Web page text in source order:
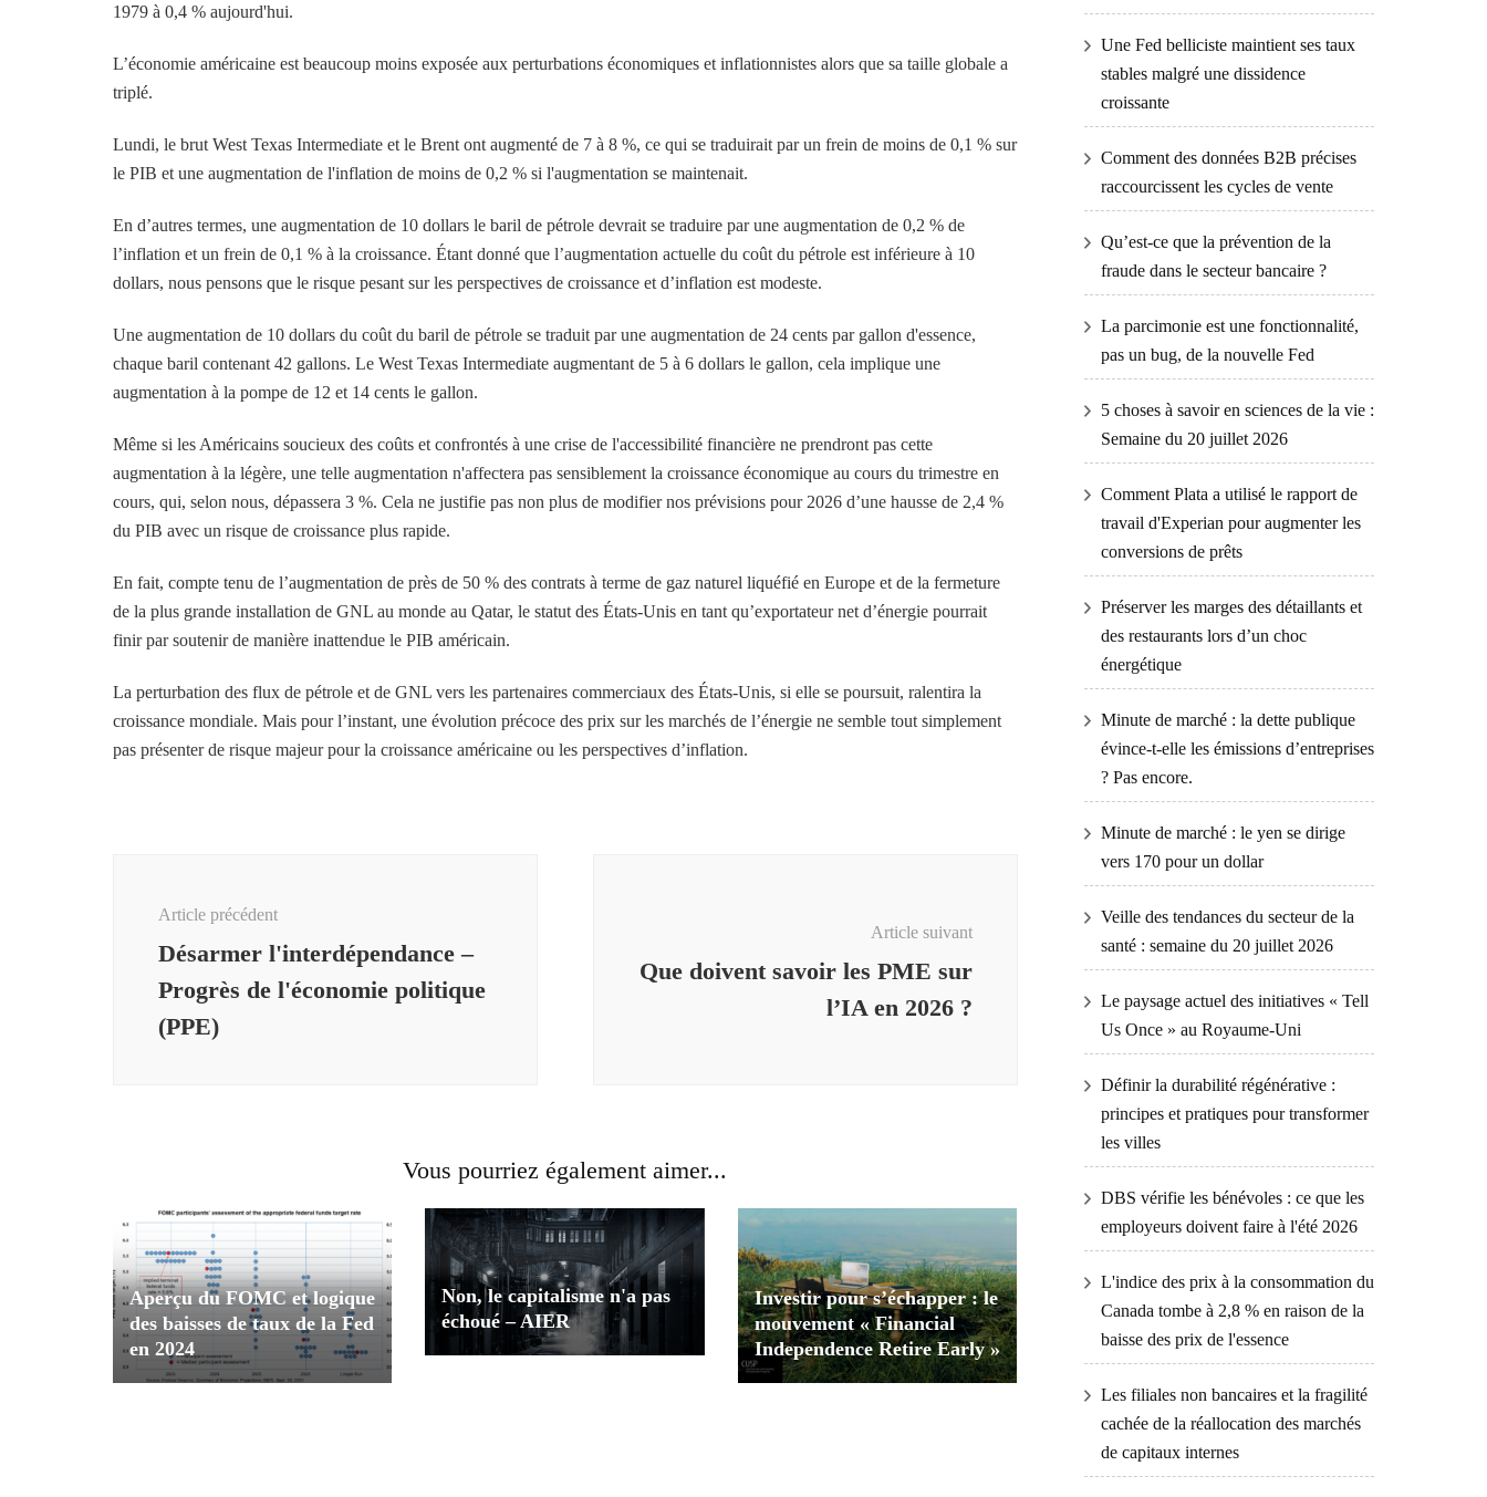
1979 à 0,4 % aujourd'hui.
L’économie américaine est beaucoup moins exposée aux perturbations économiques et inflationnistes alors que sa taille globale a
triplé.
Lundi, le brut West Texas Intermediate et le Brent ont augmenté de 7 à 8 %, ce qui se traduirait par un frein de moins de 0,1 % sur
le PIB et une augmentation de l'inflation de moins de 0,2 % si l'augmentation se maintenait.
En d’autres termes, une augmentation de 10 dollars le baril de pétrole devrait se traduire par une augmentation de 0,2 % de
l’inflation et un frein de 0,1 % à la croissance. Étant donné que l’augmentation actuelle du coût du pétrole est inférieure à 10
dollars, nous pensons que le risque pesant sur les perspectives de croissance et d’inflation est modeste.
Une augmentation de 10 dollars du coût du baril de pétrole se traduit par une augmentation de 24 cents par gallon d'essence,
chaque baril contenant 42 gallons. Le West Texas Intermediate augmentant de 5 à 6 dollars le gallon, cela implique une
augmentation à la pompe de 12 et 14 cents le gallon.
Même si les Américains soucieux des coûts et confrontés à une crise de l'accessibilité financière ne prendront pas cette
augmentation à la légère, une telle augmentation n'affectera pas sensiblement la croissance économique au cours du trimestre en
cours, qui, selon nous, dépassera 3 %. Cela ne justifie pas non plus de modifier nos prévisions pour 2026 d’une hausse de 2,4 %
du PIB avec un risque de croissance plus rapide.
En fait, compte tenu de l’augmentation de près de 50 % des contrats à terme de gaz naturel liquéfié en Europe et de la fermeture
de la plus grande installation de GNL au monde au Qatar, le statut des États-Unis en tant qu’exportateur net d’énergie pourrait
finir par soutenir de manière inattendue le PIB américain.
La perturbation des flux de pétrole et de GNL vers les partenaires commerciaux des États-Unis, si elle se poursuit, ralentira la
croissance mondiale. Mais pour l’instant, une évolution précoce des prix sur les marchés de l’énergie ne semble tout simplement
pas présenter de risque majeur pour la croissance américaine ou les perspectives d’inflation.
Article précédent
Désarmer l'interdépendance –
Progrès de l'économie politique
(PPE)
Article suivant
Que doivent savoir les PME sur
l’IA en 2026 ?
Vous pourriez également aimer...
Aperçu du FOMC et logique
des baisses de taux de la Fed
en 2024
Non, le capitalisme n'a pas
échoué – AIER
Investir pour s’échapper : le
mouvement « Financial
Independence Retire Early »
Une Fed belliciste maintient ses taux
stables malgré une dissidence
croissante
Comment des données B2B précises
raccourcissent les cycles de vente
Qu’est-ce que la prévention de la
fraude dans le secteur bancaire ?
La parcimonie est une fonctionnalité,
pas un bug, de la nouvelle Fed
5 choses à savoir en sciences de la vie :
Semaine du 20 juillet 2026
Comment Plata a utilisé le rapport de
travail d'Experian pour augmenter les
conversions de prêts
Préserver les marges des détaillants et
des restaurants lors d’un choc
énergétique
Minute de marché : la dette publique
évince-t-elle les émissions d’entreprises
? Pas encore.
Minute de marché : le yen se dirige
vers 170 pour un dollar
Veille des tendances du secteur de la
santé : semaine du 20 juillet 2026
Le paysage actuel des initiatives « Tell
Us Once » au Royaume-Uni
Définir la durabilité régénérative :
principes et pratiques pour transformer
les villes
DBS vérifie les bénévoles : ce que les
employeurs doivent faire à l'été 2026
L'indice des prix à la consommation du
Canada tombe à 2,8 % en raison de la
baisse des prix de l'essence
Les filiales non bancaires et la fragilité
cachée de la réallocation des marchés
de capitaux internes